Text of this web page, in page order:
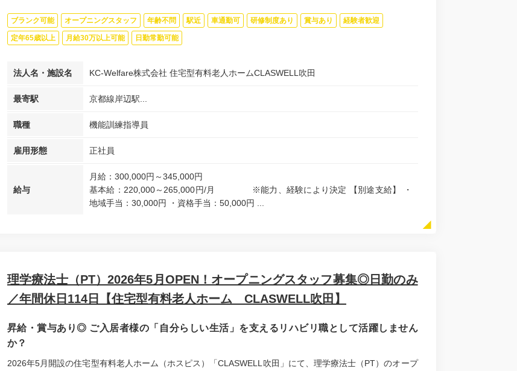
ブランク可能 オープニングスタッフ 年齢不問 駅近 車通勤可 研修制度あり 賞与あり 経験者歓迎
定年65歳以上 月給30万以上可能 日勤常勤可能
法人名・施設名 KC-Welfare株式会社 住宅型有料老人ホームCLASWELL吹田
最寄駅 京都線岸辺駅...
職種 機能訓練指導員
雇用形態 正社員
給与
月給：300,000円～345,000円
基本給：220,000～265,000円/月 ※能力、経験により決定 【別途支給】 ・
地域手当：30,000円 ・資格手当：50,000円 ...
理学療法士（PT）2026年5月OPEN！オープニングスタッフ募集◎日勤のみ
／年間休日114日【住宅型有料老人ホーム CLASWELL吹田】
昇給・賞与あり◎ ご入居者様の「自分らしい生活」を支えるリハビリ職として活躍しません
か？
2026年5月開設の住宅型有料老人ホーム（ホスピス）「CLASWELL吹田」にて、理学療法士（PT）のオープ